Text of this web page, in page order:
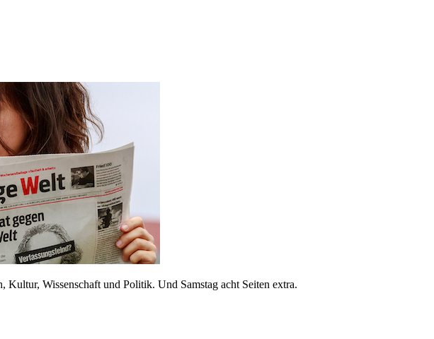
Kultur, Wissenschaft und Politik. Und Samstag acht Seiten extra.